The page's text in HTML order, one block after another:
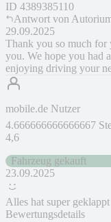
ID 4389385110
Antwort von
29.09.2025
Thank you so much for
you. We hope you had
enjoying driving your
mobile.de Nutzer
4.666666666666667
4,6
Fahrzeug gekauft
23.09.2025
Alles hat super geklappt
Bewertungsdetails